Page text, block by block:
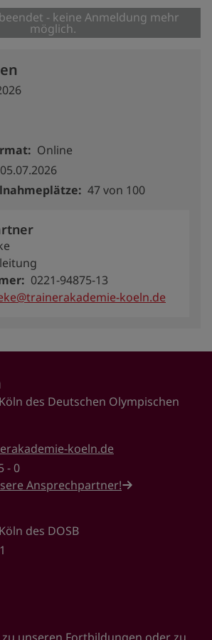
- keine Anmeldung mehr
möglich.
Online
05.07.2026
47 von 100
0221-94875-13
koeln.de
des Deutschen Olympischen
koeln.de
- 0
Ansprechpartner!
des DOSB